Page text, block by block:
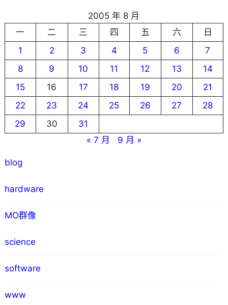
2005 年 8 月
一
二 三 四 五 六
日
1
2 3 4 5 6
7
8
9 10 11 12 13
14
15
16 17 18 19 20
21
22
23 24 25 26 27
28
29
30
31
« 7 月
9 月 »
blog
hardware
MO群像
science
software
www